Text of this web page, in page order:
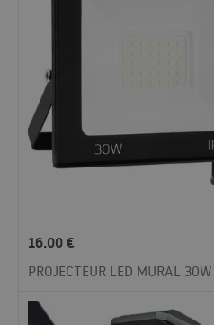
16.00€
PROJECTEUR LED MURAL